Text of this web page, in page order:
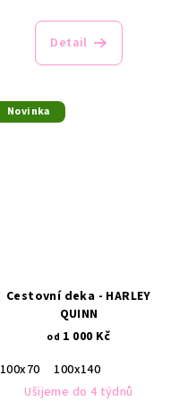
Detail
Novinka
Cestovní deka - HARLEY
QUINN
od 1 000 Kč
100x70
100x140
Ušijeme do 4 týdnů